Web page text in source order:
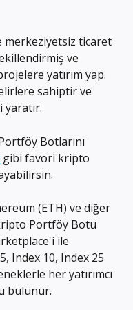
merkeziyetsiz ticaret
ve
yatırım yap.
sahiptir ve
Botlarını
gibi favori kripto
(ETH) ve diğer
Portföy Botu
ile
Index 10, Index 25
her yatırımcı
bulunur.